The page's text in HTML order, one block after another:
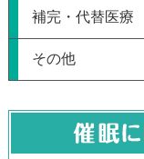
補完・代替医療
その他